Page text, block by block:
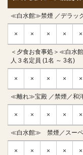
≪白水館≫禁煙 ／デラッ
× × × × ×
＜夕食お食事処＞≪白水
人３名定員 (1名 ～ 3名)
× × × × ×
≪離れ≫宝殿 ／禁煙／和
× × × × ×
≪白水館≫ 禁煙／スーペ
× × × × ×